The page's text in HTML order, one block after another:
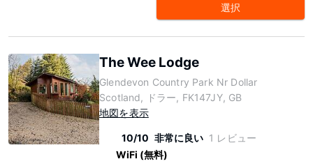
選択
The Wee Lodge
Glendevon Country Park Nr Dollar
Scotland, ドラー, FK147JY, GB
地図を表示
10/10 非常に良い 1 レビュー
WiFi (無料)